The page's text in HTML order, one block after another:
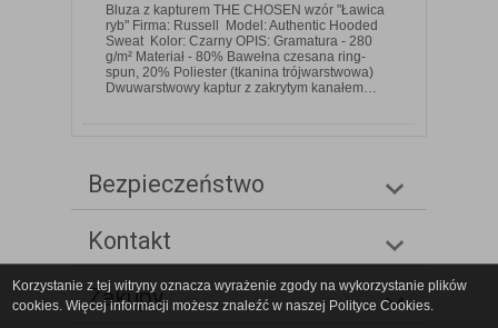
Bluza z kapturem THE CHOSEN wzór "Ławica
ryb" Firma: Russell Model: Authentic Hooded
Sweat Kolor: Czarny OPIS: Gramatura - 280
g/m² Materiał - 80% Bawełna czesana ring-
spun, 20% Poliester (tkanina trójwarstwowa)
Dwuwarstwowy kaptur z zakrytym kanałem…
Bezpieczeństwo
Kontakt
Zakupy
Korzystanie z tej witryny oznacza wyrażenie zgody na wykorzystanie plików
cookies. Więcej informacji możesz znaleźć w naszej Polityce Cookies.